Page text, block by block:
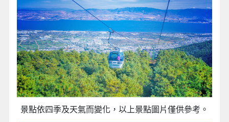
景點依四季及天氣而變化，以上景點圖片僅供參考。